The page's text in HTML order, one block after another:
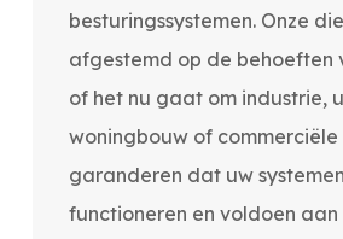
besturingssystemen. Onze
afgestemd op de behoeften
of het nu gaat om industrie,
woningbouw of commerciële
garanderen dat uw
functioneren en voldoen